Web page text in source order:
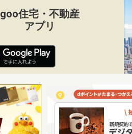
goo住宅・不動産
アプリ